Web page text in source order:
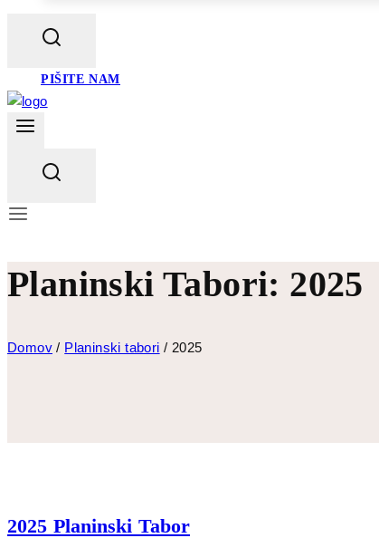
PIŠITE NAM
Planinski Tabori: 2025
Domov / Planinski tabori / 2025
2025 Planinski Tabor